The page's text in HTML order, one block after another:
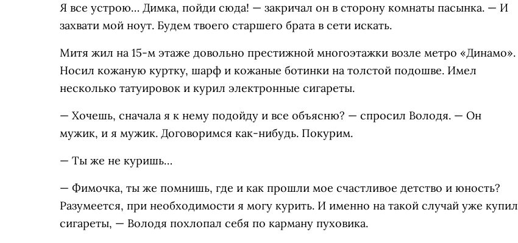
Я все устрою… Димка, пойди сюда! — закричал он в сторону комнаты пасынка. — И
захвати мой ноут. Будем твоего старшего брата в сети искать.
Митя жил на 15-м этаже довольно престижной многоэтажки возле метро «Динамо».
Носил кожаную куртку, шарф и кожаные ботинки на толстой подошве. Имел
несколько татуировок и курил электронные сигареты.
— Хочешь, сначала я к нему подойду и все объясню? — спросил Володя. — Он
мужик, и я мужик. Договоримся как-нибудь. Покурим.
— Ты же не куришь…
— Фимочка, ты же помнишь, где и как прошли мое счастливое детство и юность?
Разумеется, при необходимости я могу курить. И именно на такой случай уже купил
сигареты, — Володя похлопал себя по карману пуховика.